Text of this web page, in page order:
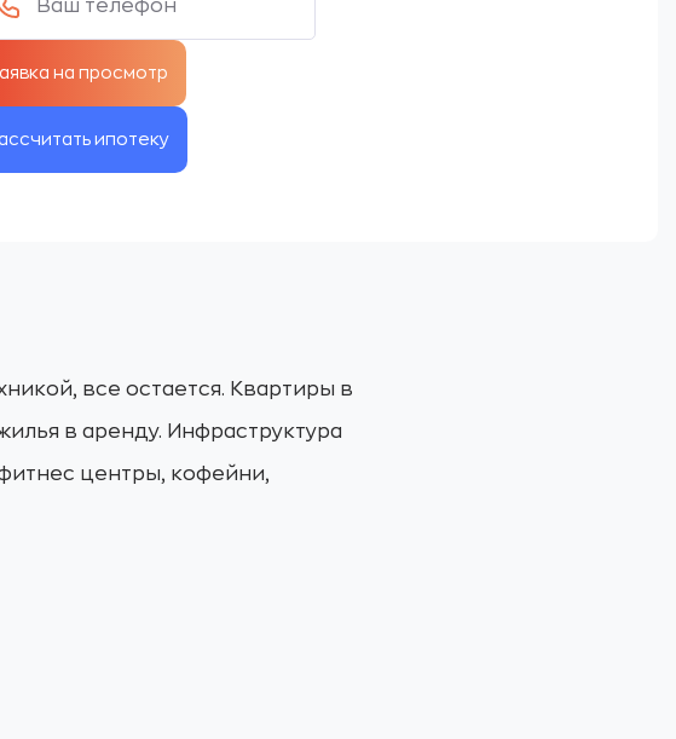
ипотеку
все остается. Квартиры в
в аренду. Инфраструктура
центры, кофейни,